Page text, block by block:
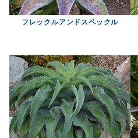
フレックルアンドスペックル